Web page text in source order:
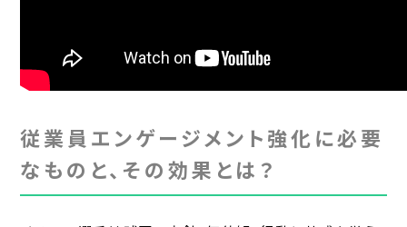
従業員エンゲージメント強化に必要
なものと、その効果とは？